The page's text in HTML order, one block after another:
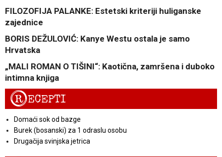
FILOZOFIJA PALANKE: Estetski kriteriji huliganske
zajednice
BORIS DEŽULOVIĆ: Kanye Westu ostala je samo
Hrvatska
„MALI ROMAN O TIŠINI“: Kaotična, zamršena i duboko
intimna knjiga
RECEPTI
Domaći sok od bazge
Burek (bosanski) za 1 odraslu osobu
Drugačija svinjska jetrica